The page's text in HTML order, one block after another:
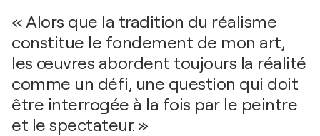
« Alors que la tradition du réalisme
constitue le fondement de mon art,
les œuvres abordent toujours la réalité
comme un défi, une question qui doit
être interrogée à la fois par le peintre
et le spectateur. »